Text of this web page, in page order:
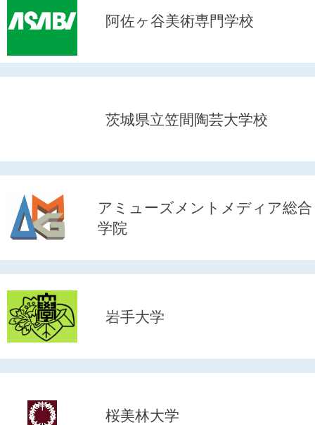
阿佐ヶ谷美術専門学校
茨城県立笠間陶芸大学校
アミューズメントメディア総合
学院
岩手大学
桜美林大学